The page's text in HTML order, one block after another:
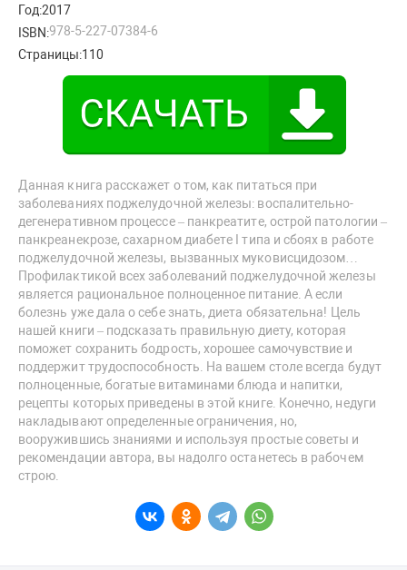
Год:2017
ISBN:978-5-227-07384-6
Страницы:110
Данная книга расскажет о том, как питаться при
заболеваниях поджелудочной железы: воспалительно-
дегенеративном процессе – панкреатите, острой патологии –
панкреанекрозе, сахарном диабете I типа и сбоях в работе
поджелудочной железы, вызванных муковисцидозом…
Профилактикой всех заболеваний поджелудочной железы
является рациональное полноценное питание. А если
болезнь уже дала о себе знать, диета обязательна! Цель
нашей книги – подсказать правильную диету, которая
поможет сохранить бодрость, хорошее самочувствие и
поддержит трудоспособность. На вашем столе всегда будут
полноценные, богатые витаминами блюда и напитки,
рецепты которых приведены в этой книге. Конечно, недуги
накладывают определенные ограничения, но,
вооружившись знаниями и используя простые советы и
рекомендации автора, вы надолго останетесь в рабочем
строю.